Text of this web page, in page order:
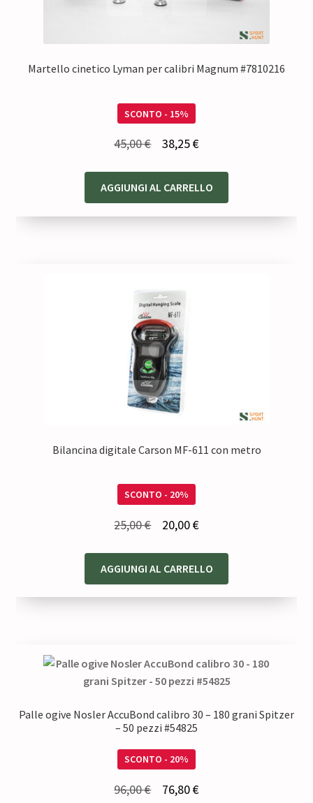
Martello cinetico Lyman per calibri Magnum #7810216
SCONTO - 15%
45,00€
originale
era:
38,25€Il
attuale
è:
AGGIUNGI AL CARRELLO
Bilancina digitale Carson MF-611 con metro
SCONTO - 20%
25,00€
originale
era:
20,00€Il
attuale
è:
AGGIUNGI AL CARRELLO
Palle ogive Nosler AccuBond calibro 30 – 180 grani Spitzer
– 50 pezzi #54825
SCONTO - 20%
96,00€ 76,80€Il